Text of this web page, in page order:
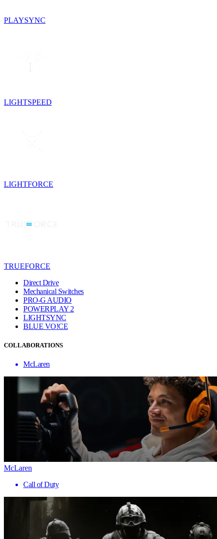
PLAYSYNC
LIGHTSPEED
LIGHTFORCE
TRUEFORCE
Direct Drive
Mechanical Switches
PRO-G AUDIO
POWERPLAY 2
LIGHTSYNC
BLUE VO!CE
COLLABORATIONS
McLaren
McLaren
Call of Duty